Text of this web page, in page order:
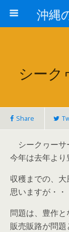
沖縄
シー
Share
シークヮーサ
今年は去年より
収穫までの、
思いますが・・
問題は、豊作と
販売販路が問題